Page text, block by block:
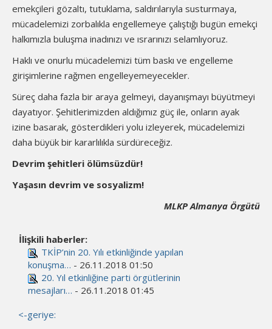
emekçileri gözaltı, tutuklama, saldırılarıyla susturmaya,
mücadelemizi zorbalıkla engellemeye çalıştığı bugün emekçi
halkımızla buluşma inadınızı ve ısrarınızı selamlıyoruz.
Haklı ve onurlu mücadelemizi tüm baskı ve engelleme
girişimlerine rağmen engelleyemeyecekler.
Süreç daha fazla bir araya gelmeyi, dayanışmayı büyütmeyi
dayatıyor. Şehitlerimizden aldığımız güç ile, onların ayak
izine basarak, gösterdikleri yolu izleyerek, mücadelemizi
daha büyük bir kararlılıkla sürdüreceğiz.
Devrim şehitleri ölümsüzdür!
Yaşasın devrim ve sosyalizm!
MLKP Almanya Örgütü
İlişkili haberler:
TKİP’nin 20. Yılı etkinliğinde yapılan
konuşma… - 26.11.2018 01:50
20. Yıl etkinliğine parti örgütlerinin
mesajları… - 26.11.2018 01:45
<-geriye: